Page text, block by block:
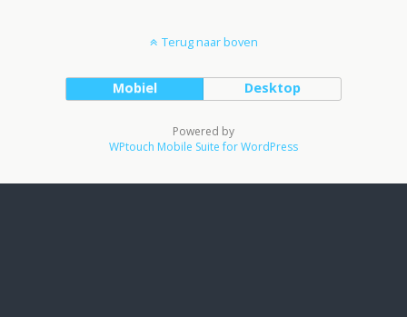
Terug naar boven
Mobiel Desktop
Powered by
WPtouch Mobile Suite for WordPress